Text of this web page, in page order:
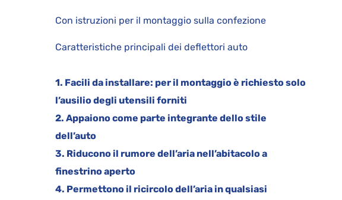
Con istruzioni per il montaggio sulla confezione
Caratteristiche principali dei deflettori auto
1. Facili da installare: per il montaggio è richiesto solo
l’ausilio degli utensili forniti
2. Appaiono come parte integrante dello stile
dell’auto
3. Riducono il rumore dell’aria nell’abitacolo a
finestrino aperto
4. Permettono il ricircolo dell’aria in qualsiasi